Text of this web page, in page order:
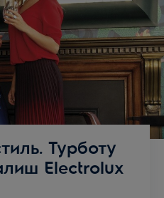
Турботу
Electrolux